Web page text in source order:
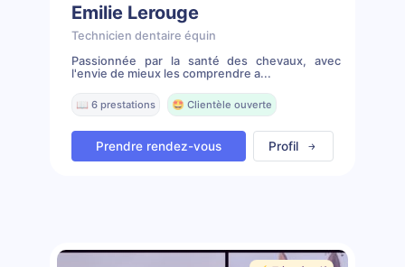
Emilie Lerouge
Technicien dentaire équin
Passionnée par la santé des chevaux, avec
l'envie de mieux les comprendre a...
📖 6 prestations 🤩 Clientèle ouverte
Prendre rendez-vous Profil